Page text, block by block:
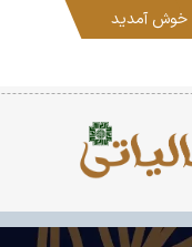
خوش آمدید